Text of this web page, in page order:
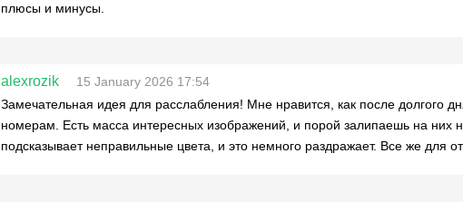
плюсы и минусы.
alexrozik
15 January 2026 17:54
Замечательная идея для расслабления! Мне нравится, как после долгого
номерам. Есть масса интересных изображений, и порой залипаешь на них
подсказывает неправильные цвета, и это немного раздражает. Все же для